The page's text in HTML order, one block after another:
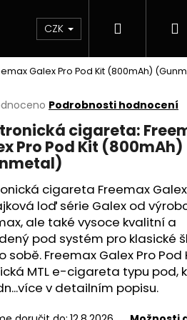
novinky Elektronické
CZK
Galex Pro Pod Kit (800mAh)
Podrobnosti hodnocení
cigareta:
Pro Pod Kit (800mAh)
cigareta Freemax
loď série Galex od
ale také vysoce kvalitní a
pod systém pro klasické
sobě. Freemax Galex Pro Pod
MTL e-cigareta typu pod,
v detailním popisu.